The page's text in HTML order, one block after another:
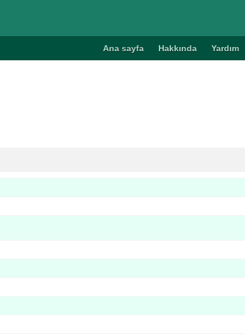
Ana sayfa Hakkında Yardım